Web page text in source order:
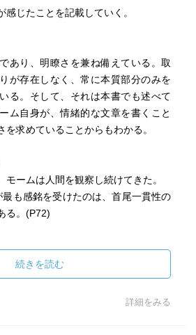
じたことを記載していく。
あり、明瞭さを兼ね備えている。取
が存在しなく、常に本質部分のみを
る。そして、それは本書でも述べて
ム自身が、情緒的な文章を書くこと
を求めていることからもわかる。
モームは人間を観察し続けてきた。
も感銘を受けたのは、首尾一貫性の
る。(P72)
、皮肉のように捉えられている。な
の人はモームほど人間のことなど見
み見ているからである。
続きを読む
詳細をみる